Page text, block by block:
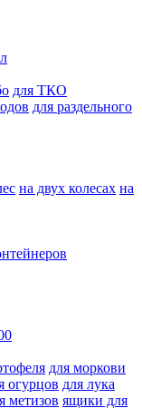
для ТКО
для раздельного
на двух колесах на
для моркови
огурцов для лука
метизов ящики для